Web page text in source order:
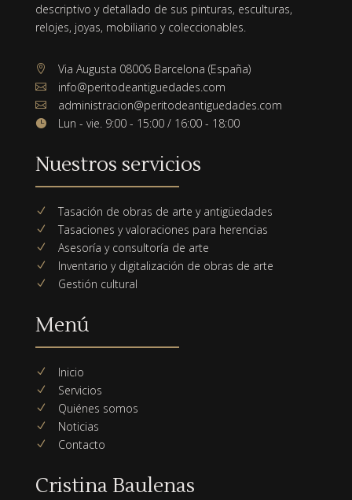
descriptivo y detallado de sus pinturas, esculturas,
relojes, joyas, mobiliario y coleccionables.
 Via Augusta 08006 Barcelona (España)
 info@peritodeantiguedades.com
 administracion@peritodeantiguedades.com
 Lun - vie. 9:00 - 15:00 / 16:00 - 18:00
Nuestros servicios
N Tasación de obras de arte y antigüedades
N Tasaciones y valoraciones para herencias
N Asesoría y consultoría de arte
N Inventario y digitalización de obras de arte
N Gestión cultural
Menú
N Inicio
N Servicios
N Quiénes somos
N Noticias
N Contacto
Cristina Baulenas